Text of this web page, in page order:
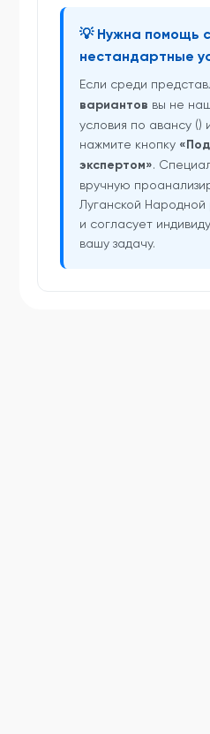
💡 Нужна помощь
нестандартные
Если среди
вариантов вы не
условия по авансу ()
нажмите кнопку
экспертом».
вручную
Луганской Народной
и согласует
вашу задачу.